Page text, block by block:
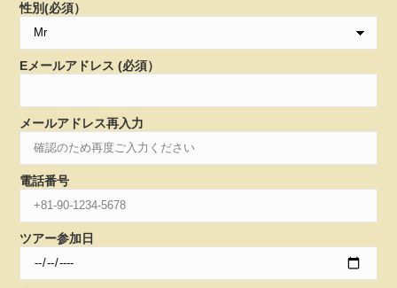
性別(必須）
Eメールアドレス (必須）
メールアドレス再入力
電話番号
ツアー参加日